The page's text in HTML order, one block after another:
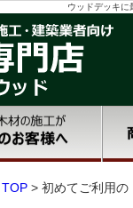
ウッドデッキに
TOP > 初めてご利用の